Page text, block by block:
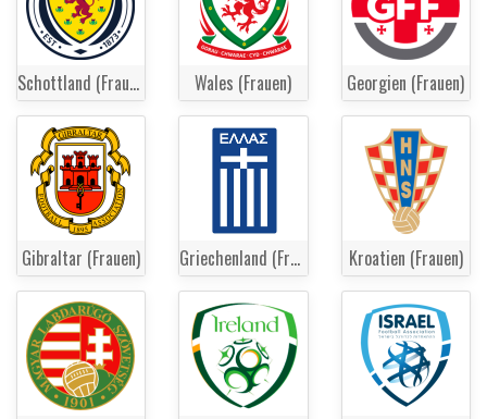
Schottland (Frauen) Wales (Frauen) Georgien (Frauen)
Gibraltar (Frauen) Griechenland (Frauen) Kroatien (Frauen)